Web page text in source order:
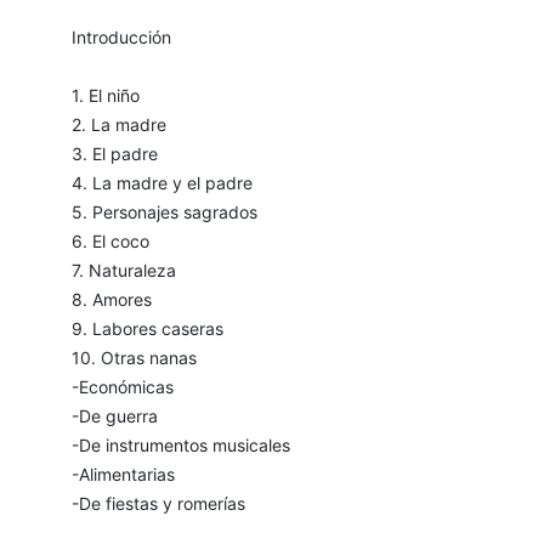
Introducción
1. El niño
2. La madre
3. El padre
4. La madre y el padre
5. Personajes sagrados
6. El coco
7. Naturaleza
8. Amores
9. Labores caseras
10. Otras nanas
-Económicas
-De guerra
-De instrumentos musicales
-Alimentarias
-De fiestas y romerías